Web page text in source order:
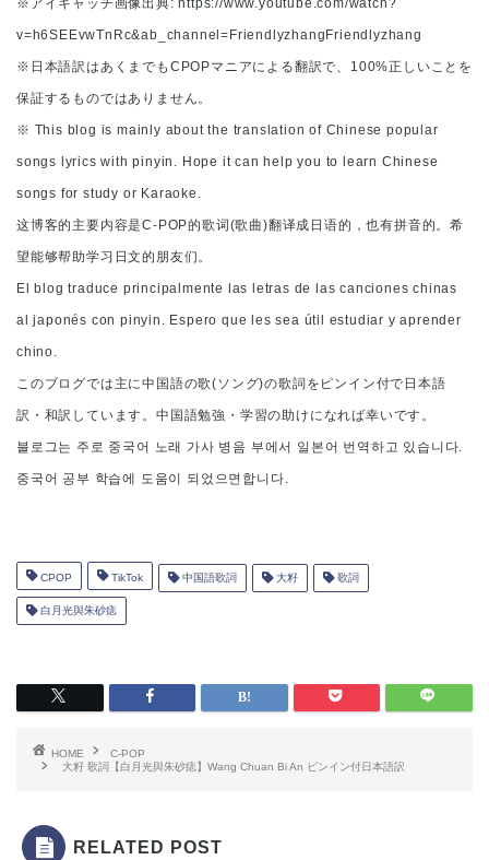
※アイキャッチ画像出典: https://www.youtube.com/watch?
v=h6SEEvwTnRc&ab_channel=FriendlyzhangFriendlyzhang
※日本語訳はあくまでもCPOPマニアによる翻訳で、100%正しいことを
保証するものではありません。
※ This blog is mainly about the translation of Chinese popular
songs lyrics with pinyin. Hope it can help you to learn Chinese
songs for study or Karaoke.
这博客的主要内容是C-POP的歌词(歌曲)翻译成日语的，也有拼音的。希
望能够帮助学习日文的朋友们。
El blog traduce principalmente las letras de las canciones chinas
al japonés con pinyin. Espero que les sea útil estudiar y aprender
chino.
このブログでは主に中国語の歌(ソング)の歌詞をピンイン付で日本語
訳・和訳しています。中国語勉強・学習の助けになれば幸いです。
블로그는 주로 중국어 노래 가사 병음 부에서 일본어 번역하고 있습니다.
중국어 공부 학습에 도움이 되었으면합니다.
CPOP TikTok 中国語歌詞 大籽 歌詞
白月光與朱砂痣
HOME
C-POP
大籽 歌詞【白月光與朱砂痣】Wang Chuan Bi An ピンイン付日本語訳
RELATED POST